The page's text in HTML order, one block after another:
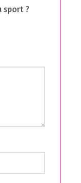
sport ?